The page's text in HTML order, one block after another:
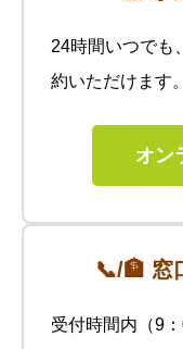
24時間いつでも
約いただけます。
オン
📞/🏦 窓
受付時間内（9